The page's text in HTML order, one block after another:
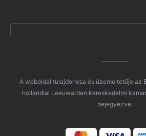
A weboldal tulajdonosa és üzemeltetője az
hollandiai Leeuwarden kereskedelmi
bejegyezve.